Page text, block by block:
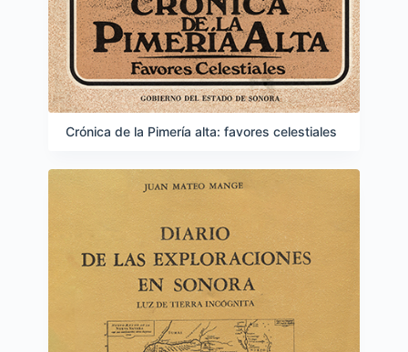
Crónica de la Pimería alta: favores celestiales